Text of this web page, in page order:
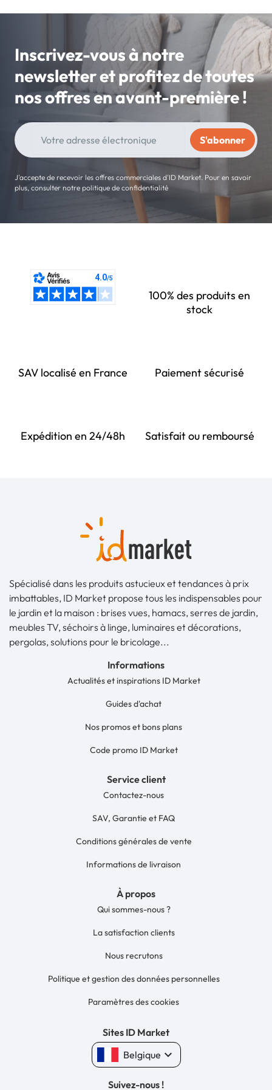
Inscrivez-vous à notre
newsletter et profitez de toutes
nos offres en avant-première !
J'accepte de recevoir les offres commerciales d'ID Market. Pour en savoir
plus, consulter notre politique de confidentialité
100% des produits en
stock
SAV localisé en France Paiement sécurisé
Expédition en 24/48h Satisfait ou remboursé
Spécialisé dans les produits astucieux et tendances à prix
imbattables, ID Market propose tous les indispensables pour
le jardin et la maison : brises vues, hamacs, serres de jardin,
meubles TV, séchoirs à linge, luminaires et décorations,
pergolas, solutions pour le bricolage...
Informations
Actualités et inspirations ID Market
Guides d'achat
Nos promos et bons plans
Code promo ID Market
Service client
Contactez-nous
SAV, Garantie et FAQ
Conditions générales de vente
Informations de livraison
À propos
Qui sommes-nous ?
La satisfaction clients
Nous recrutons
Politique et gestion des données personnelles
Paramètres des cookies
Sites ID Market
Belgique keyboard_arrow_down
Suivez-nous !